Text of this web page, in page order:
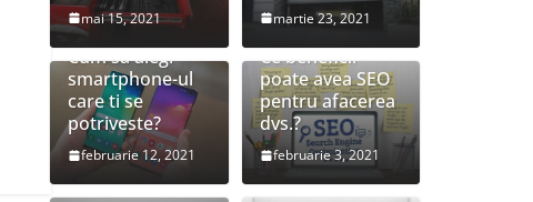
mai 15, 2021 martie 23, 2021
Cum sa alegi
smartphone-ul
care ti se
potriveste?
februarie 12, 2021
Ce beneficii
poate avea SEO
pentru afacerea
dvs.?
februarie 3, 2021